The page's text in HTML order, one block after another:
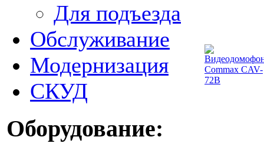
Для подъезда
Обслуживание
Модернизация
СКУД
Оборудование: